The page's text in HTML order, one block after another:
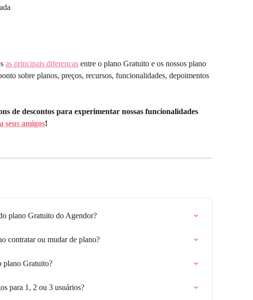
as principais diferenças entre o plano Gratuito e os nossos plano
sobre planos, preços, recursos, funcionalidades, depoimentos
de descontos para experimentar nossas funcionalidades
seus amigos!
plano Gratuito do Agendor?
contratar ou mudar de plano?
plano Gratuito?
para 1, 2 ou 3 usuários?